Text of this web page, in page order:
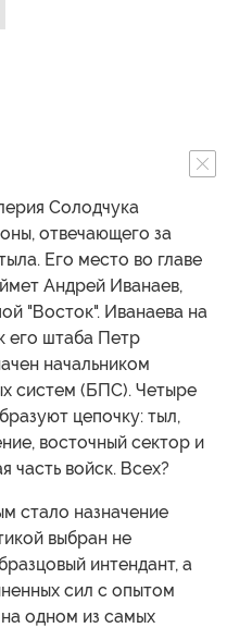
Солодчука
отвечающего за
Его место во главе
Андрей Иванаев,
"Восток". Иванаева на
его штаба Петр
начальником
систем (БПС). Четыре
цепочку: тыл,
восточный сектор и
часть войск. Всех?
стало назначение
выбран не
интендант, а
сил с опытом
одном из самых